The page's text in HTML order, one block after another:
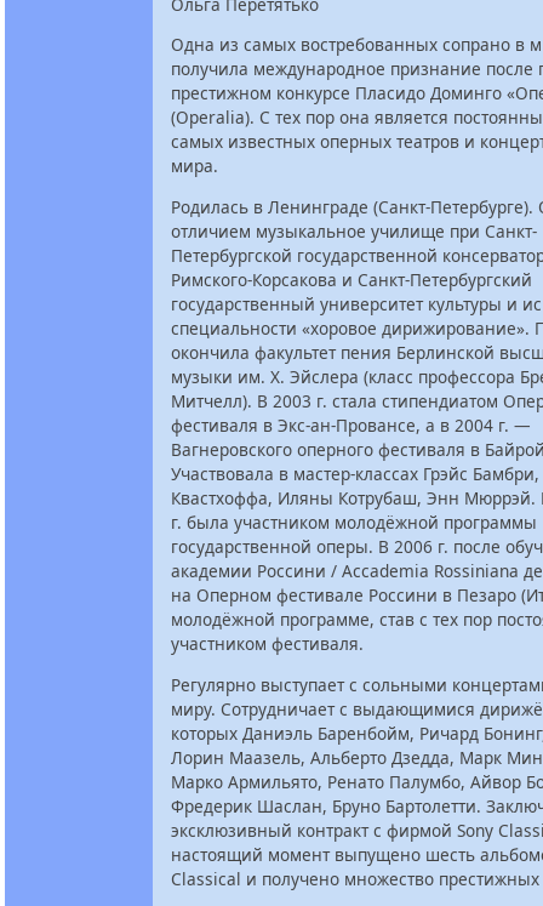
Одна из самых востребованных сопрано в
получила международное признание после
престижном конкурсе Пласидо Доминго
(Operalia). С тех пор она является
самых известных оперных театров и
мира.
Родилась в Ленинграде (Санкт-
отличием музыкальное училище при Санкт-
Петербургской государственной
Римского-Корсакова и Санкт-Петербургский
государственный университет культуры и
специальности «хоровое дирижирование».
окончила факультет пения Берлинской
музыки им. Х. Эйслера (класс профессора
Митчелл). В 2003 г. стала стипендиатом
фестиваля в Экс-ан-Провансе, а в 2004 г. —
Вагнеровского оперного фестиваля в
Участвовала в мастер-классах Грэйс
Квастхоффа, Иляны Котрубаш, Энн Мюррэй.
г. была участником молодёжной программы
государственной оперы. В 2006 г. после
академии Россини / Accademia Rossiniana
на Оперном фестивале Россини в Пезаро
молодёжной программе, став с тех пор
участником фестиваля.
Регулярно выступает с сольными
миру. Сотрудничает с выдающимися
которых Даниэль Баренбойм, Ричард
Лорин Маазель, Альберто Дзедда, Марк
Марко Армильято, Ренато Палумбо, Айвор
Фредерик Шаслан, Бруно Бартолетти.
эксклюзивный контракт с фирмой Sony
настоящий момент выпущено шесть
Classical и получено множество престижных